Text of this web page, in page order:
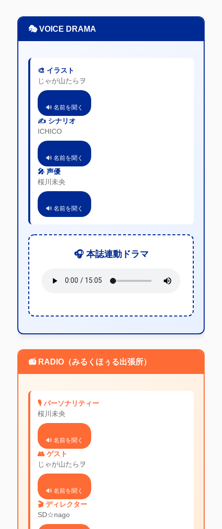
🎭 VOICE DRAMA
🎨 イラスト
じゃが山たらヲ
🔊 名前を聞く
✍️ シナリオ
ICHICO
🔊 名前を聞く
🎤 声優
桜川未央
🔊 名前を聞く
🎧 本誌連動ドラマ
📻 RADIO（みるくほぅる出張所）
🎙️ パーソナリティー
桜川未央
🔊 名前を聞く
👥 ゲスト
じゃが山たらヲ
🔊 名前を聞く
🎬 ディレクター
SD☆nago